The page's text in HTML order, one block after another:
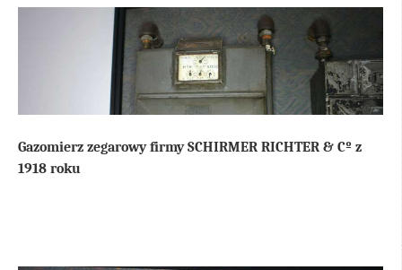
Gazomierz zegarowy firmy SCHIRMER RICHTER & Cº z
1918 roku